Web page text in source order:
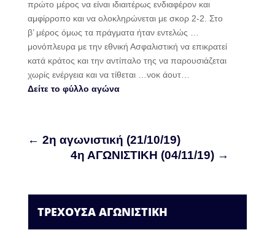
πρώτο μέρος να είναι ιδιαιτέρως ενδιαφέρον και
αμφίρροπο και να ολοκληρώνεται με σκορ 2-2. Στο
β’ μέρος όμως τα πράγματα ήταν εντελώς …
μονόπλευρα με την εθνική Ασφαλιστική να επικρατεί
κατά κράτος και την αντίπαλο της να παρουσιάζεται
χωρίς ενέργεια και να τίθεται …νοκ άουτ…
Δείτε το φύλλο αγώνα
← 2η αγωνιστική (21/10/19)
4η ΑΓΩΝΙΣΤΙΚΗ (04/11/19) →
ΤΡΕΧΟΥΣΑ ΑΓΩΝΙΣΤΙΚΗ